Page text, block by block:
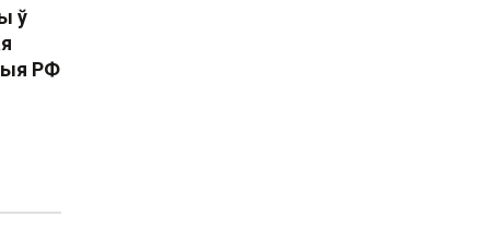
ў
РФ